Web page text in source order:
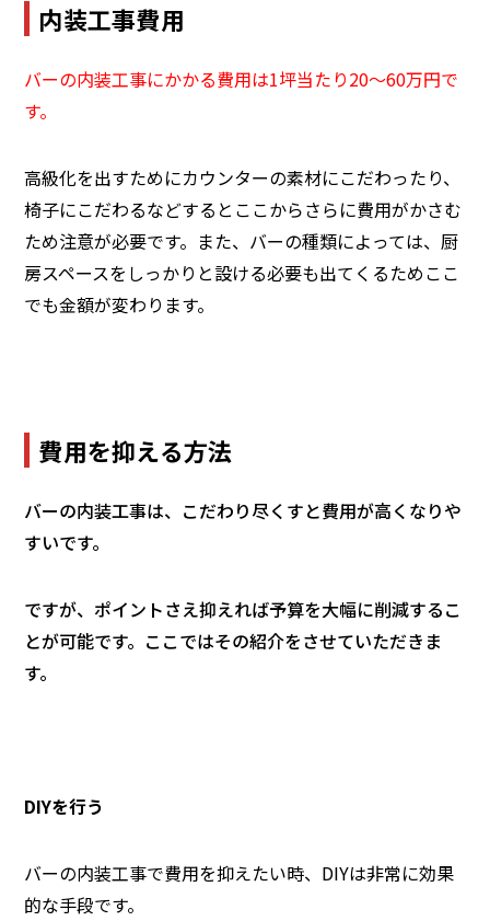
内装工事費用
バーの内装工事にかかる費用は1坪当たり20～60万円で
す。
高級化を出すためにカウンターの素材にこだわったり、
椅子にこだわるなどするとここからさらに費用がかさむ
ため注意が必要です。また、バーの種類によっては、厨
房スペースをしっかりと設ける必要も出てくるためここ
でも金額が変わります。
費用を抑える方法
バーの内装工事は、こだわり尽くすと費用が高くなりや
すいです。
ですが、ポイントさえ抑えれば予算を大幅に削減するこ
とが可能です。ここではその紹介をさせていただきま
す。
DIYを行う
バーの内装工事で費用を抑えたい時、DIYは非常に効果
的な手段です。